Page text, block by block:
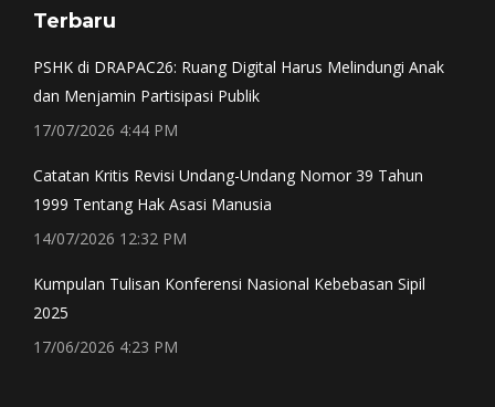
opens
window
opens
window
opens
window
Terbaru
PSHK di DRAPAC26: Ruang Digital Harus Melindungi Anak
dan Menjamin Partisipasi Publik
17/07/2026 4:44 PM
Catatan Kritis Revisi Undang-Undang Nomor 39 Tahun
1999 Tentang Hak Asasi Manusia
14/07/2026 12:32 PM
Kumpulan Tulisan Konferensi Nasional Kebebasan Sipil
2025
17/06/2026 4:23 PM